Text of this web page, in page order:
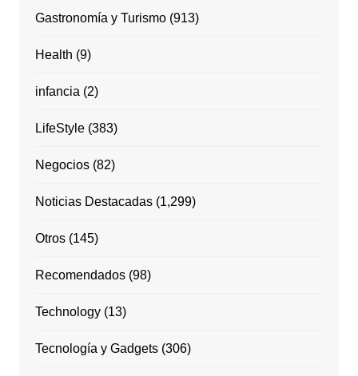
Gastronomía y Turismo(913)
Health (9)
infancia (2)
LifeStyle(383)
Negocios(82)
Noticias Destacadas(1,299)
Otros(145)
Recomendados(98)
Technology(13)
Tecnología y Gadgets(306)